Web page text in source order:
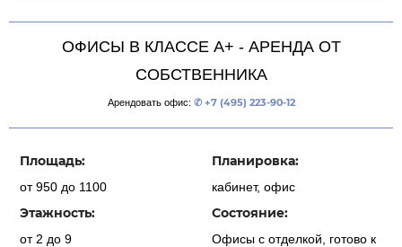
ОФИСЫ В КЛАССЕ А+ - АРЕНДА ОТ
СОБСТВЕННИКА
Арендовать офис: ✆ +7 (495) 223-90-12
Площадь:
от 950 до 1100
Этажность:
от 2 до 9
Планировка:
кабинет, офис
Состояние:
Офисы с отделкой, готово к